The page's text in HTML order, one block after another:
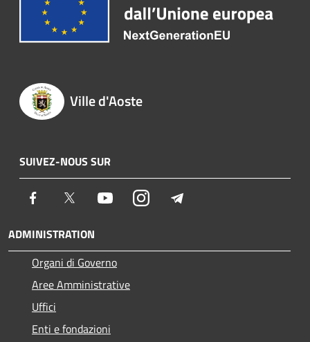
Ville d'Aoste
SUIVEZ-NOUS SUR
Facebook Twitter YoutubeInstagram
ADMINISTRATION
Organi di Governo
Aree Amministrative
Uffici
Enti e fondazioni